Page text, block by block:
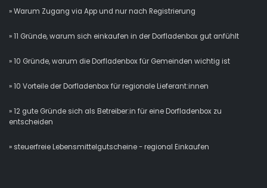
» Warum Zugang via App und nur nach Registrierung
» 11 Gründe, warum sich einkaufen in der Dorfladenbox gut anfühlt
» 10 Gründe, warum die Dorfladenbox für Gemeinden wichtig ist
» 10 Vorteile der Dorfladenbox für regionale Lieferant:innen
» 12 gute Gründe sich als Betreiber:in für eine Dorfladenbox zu
entscheiden
» steuerfreie Lebensmittelgutscheine - regional Einkaufen